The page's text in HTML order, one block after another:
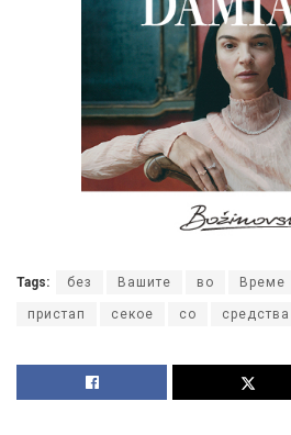
Tags: без Вашите во Време
пристап секое со средства